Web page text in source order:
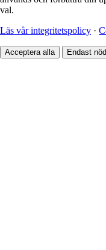
val.
Läs vår integritetspolicy ·
Acceptera alla Endast